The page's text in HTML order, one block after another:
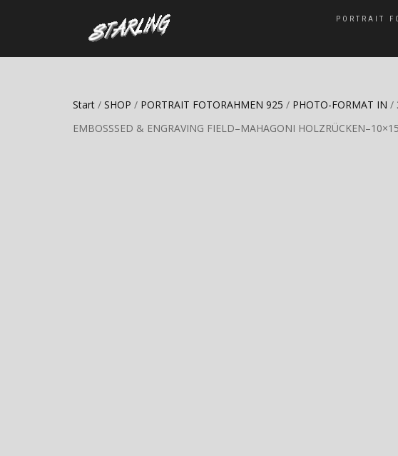
PORTRAIT
Start / SHOP / PORTRAIT FOTORAHMEN 925 / PHOTO-FORMAT IN /
EMBOSSSED & ENGRAVING FIELD–MAHAGONI HOLZRÜCKEN–10×15